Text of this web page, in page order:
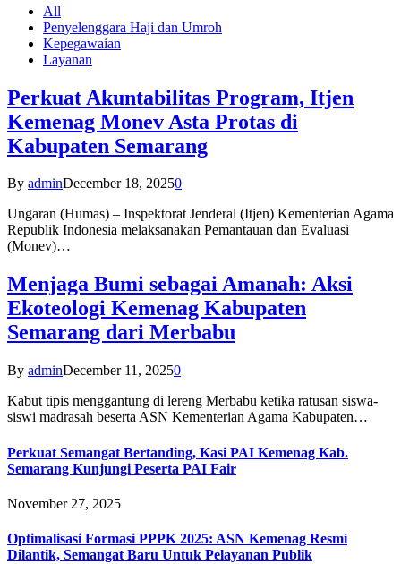
All
Penyelenggara Haji dan Umroh
Kepegawaian
Layanan
Perkuat Akuntabilitas Program, Itjen
Kemenag Monev Asta Protas di
Kabupaten Semarang
By adminDecember 18, 20250
Ungaran (Humas) – Inspektorat Jenderal (Itjen) Kementerian Agama
Republik Indonesia melaksanakan Pemantauan dan Evaluasi
(Monev)…
Menjaga Bumi sebagai Amanah: Aksi
Ekoteologi Kemenag Kabupaten
Semarang dari Merbabu
By adminDecember 11, 20250
Kabut tipis menggantung di lereng Merbabu ketika ratusan siswa-
siswi madrasah beserta ASN Kementerian Agama Kabupaten…
Perkuat Semangat Bertanding, Kasi PAI Kemenag Kab.
Semarang Kunjungi Peserta PAI Fair
November 27, 2025
Optimalisasi Formasi PPPK 2025: ASN Kemenag Resmi
Dilantik, Semangat Baru Untuk Pelayanan Publik